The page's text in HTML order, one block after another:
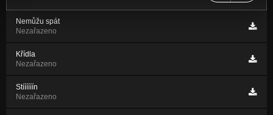
Nemůžu spát
Nezařazeno
Křídla
Nezařazeno
Stíííííín
Nezařazeno